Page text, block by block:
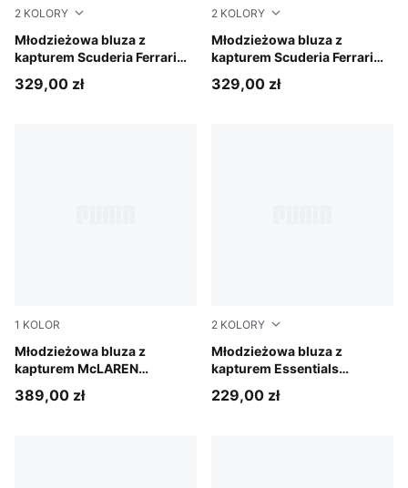
2 KOLORY
Młodzieżowa bluza z
kapturem Scuderia Ferrari
Rosso Corsa
329,00 zł
2 KOLORY
Młodzieżowa bluza z
kapturem Scuderia Ferrari
Puma Black
329,00 zł
1 KOLOR
Młodzieżowa bluza z
kapturem McLAREN
Replica
Papaya
389,00 zł
2 KOLORY
Młodzieżowa bluza z
kapturem Essentials
Midnight Petrol
229,00 zł